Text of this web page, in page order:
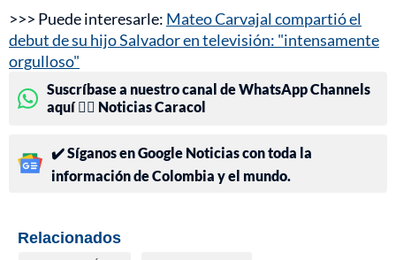
>>> Puede interesarle: Mateo Carvajal compartió el
debut de su hijo Salvador en televisión: "intensamente
orgulloso"
Suscríbase a nuestro canal de WhatsApp Channels
aquí 👉🏻 Noticias Caracol
✔️ Síganos en Google Noticias con toda la
información de Colombia y el mundo.
Relacionados